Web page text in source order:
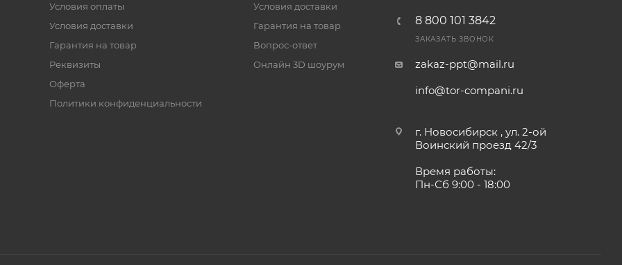
Условия оплаты
Условия доставки
Гарантия на товар
Реквизиты
Оферта
Политики конфиденциальности
Условия доставки
Гарантия на товар
Вопрос-ответ
Онлайн 3D шоурум
8 800 101 3842
ЗАКАЗАТЬ ЗВОНОК
zakaz-ppt@mail.ru
info@tor-compani.ru
г. Новосибирск , ул. 2-ой
Воинский проезд 42/3
Время работы:
Пн-Сб 9:00 - 18:00